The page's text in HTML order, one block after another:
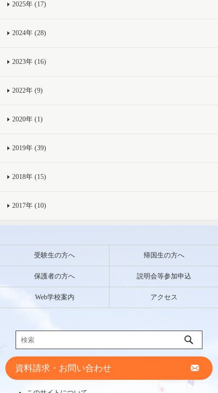
2025年 (17)
2024年 (28)
2023年 (16)
2022年 (9)
2020年 (1)
2019年 (39)
2018年 (15)
2017年 (10)
受験生の方へ 帰国生の方へ
保護者の方へ 説明会等参加申込
Web学校案内 アクセス
資料請求・お問い合わせ